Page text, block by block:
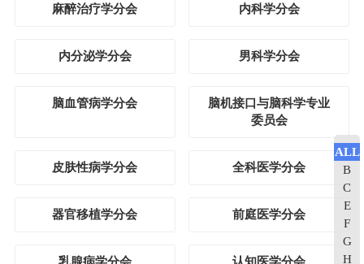
麻醉治疗学分会 内科学分会
内分泌学分会 男科学分会
脑血管病学分会
脑机接口与脑科学专业
委员会
皮肤性病学分会 全科医学分会
器官移植学分会 前庭医学分会
乳腺病学分会 认知医学分会
ALL
B
C
E
F
G
H